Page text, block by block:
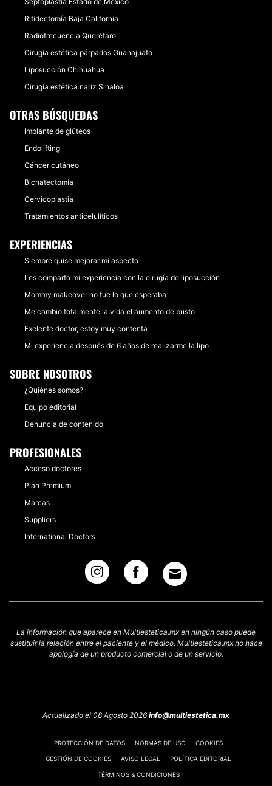
Ritidectomía Baja California
Radiofrecuencia Querétaro
Cirugía estética párpados Guanajuato
Liposucción Chihuahua
Cirugía estética nariz Sinaloa
OTRAS BÚSQUEDAS
Implante de glúteos
Endolifting
Cáncer cutáneo
Bichatectomía
Cervicoplastia
Tratamientos anticelulíticos
EXPERIENCIAS
Siempre quise mejorar mi aspecto
Les comparto mi experiencia con la cirugía de liposucción
Mommy makeover no fue lo que esperaba
Me cambio totalmente la vida el aumento de busto
Exelente doctor, estoy muy contenta
Mi experiencia después de 6 años de realizarme la lipo
SOBRE NOSOTROS
¿Quiénes somos?
Equipo editorial
Denuncia de contenido
PROFESIONALES
Acceso doctores
Plan Premium
Marcas
Suppliers
International Doctors
La información que aparece en Multiestetica.mx en ningún caso puede
sustituir la relación entre el paciente y el médico. Multiestetica.mx no hace
apología de un producto comercial o de un servicio.
Actualizado el 08 Agosto 2026 info@multiestetica.mx
PROTECCIÓN DE DATOS NORMAS DE USO COOKIES
GESTIÓN DE COOKIES AVISO LEGAL POLÍTICA EDITORIAL
TÉRMINOS & CONDICIONES